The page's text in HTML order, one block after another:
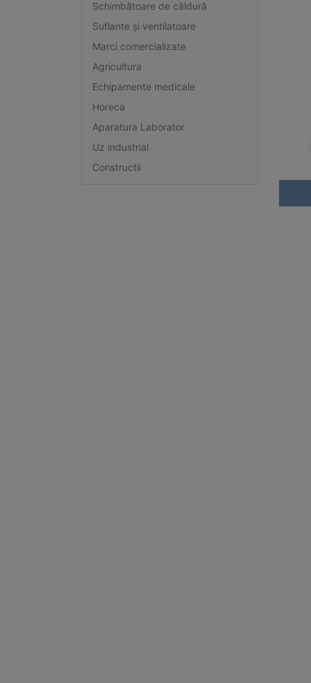
Schimbătoare de căldură
Suflante și ventilatoare
Marci comercializate
Agricultura
Echipamente medicale
Horeca
Aparatura Laborator
Uz industrial
Constructii